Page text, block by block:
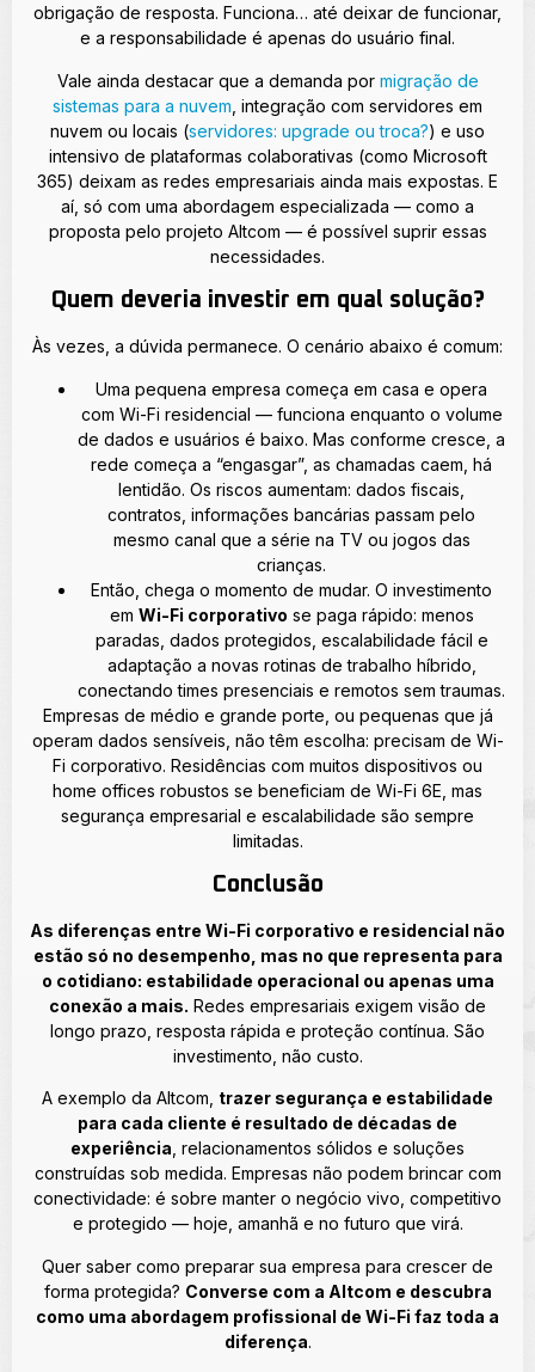
obrigação de resposta. Funciona… até deixar de funcionar,
e a responsabilidade é apenas do usuário final.
Vale ainda destacar que a demanda por migração de
sistemas para a nuvem , integração com servidores em
nuvem ou locais (servidores: upgrade ou troca?) e uso
intensivo de plataformas colaborativas (como Microsoft
365) deixam as redes empresariais ainda mais expostas. E
aí, só com uma abordagem especializada — como a
proposta pelo projeto Altcom — é possível suprir essas
necessidades.
Quem deveria investir em qual solução?
Às vezes, a dúvida permanece. O cenário abaixo é comum:
Uma pequena empresa começa em casa e opera
com Wi-Fi residencial — funciona enquanto o volume
de dados e usuários é baixo. Mas conforme cresce, a
rede começa a “engasgar”, as chamadas caem, há
lentidão. Os riscos aumentam: dados fiscais,
contratos, informações bancárias passam pelo
mesmo canal que a série na TV ou jogos das
crianças.
Então, chega o momento de mudar. O investimento
em Wi-Fi corporativo se paga rápido: menos
paradas, dados protegidos, escalabilidade fácil e
adaptação a novas rotinas de trabalho híbrido,
conectando times presenciais e remotos sem traumas.
Empresas de médio e grande porte, ou pequenas que já
operam dados sensíveis, não têm escolha: precisam de Wi-
Fi corporativo. Residências com muitos dispositivos ou
home offices robustos se beneficiam de Wi-Fi 6E, mas
segurança empresarial e escalabilidade são sempre
limitadas.
Conclusão
As diferenças entre Wi-Fi corporativo e residencial não
estão só no desempenho, mas no que representa para
o cotidiano: estabilidade operacional ou apenas uma
conexão a mais. Redes empresariais exigem visão de
longo prazo, resposta rápida e proteção contínua. São
investimento, não custo.
A exemplo da Altcom, trazer segurança e estabilidade
para cada cliente é resultado de décadas de
experiência , relacionamentos sólidos e soluções
construídas sob medida. Empresas não podem brincar com
conectividade: é sobre manter o negócio vivo, competitivo
e protegido — hoje, amanhã e no futuro que virá.
Quer saber como preparar sua empresa para crescer de
forma protegida? Converse com a Altcom e descubra
como uma abordagem profissional de Wi-Fi faz toda a
diferença.